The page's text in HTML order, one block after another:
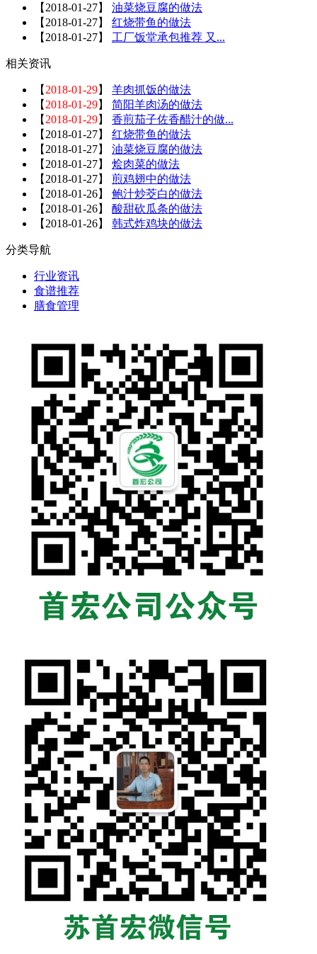
【 2018-01-27】 油菜烧豆腐的做法
【 2018-01-27】 红烧带鱼的做法
【 2018-01-27】 工厂饭堂承包推荐 又...
相关资讯
【 2018-01-29】 羊肉抓饭的做法
【 2018-01-29】 简阳羊肉汤的做法
【 2018-01-29】 香煎茄子佐香醋汁的做...
【 2018-01-27】 红烧带鱼的做法
【 2018-01-27】 油菜烧豆腐的做法
【 2018-01-27】 烩肉菜的做法
【 2018-01-27】 煎鸡翅中的做法
【 2018-01-26】 鲍汁炒茭白的做法
【 2018-01-26】 酸甜砍瓜条的做法
【 2018-01-26】 韩式炸鸡块的做法
分类导航
行业资讯
食谱推荐
膳食管理